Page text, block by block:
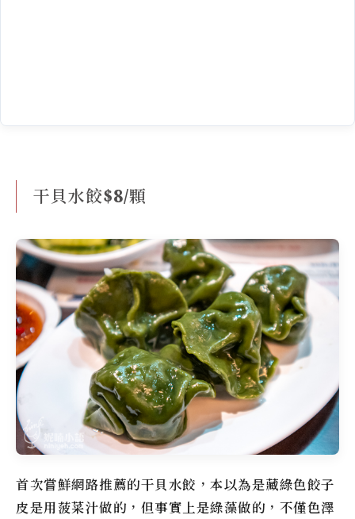
干貝水餃$8/顆
首次嘗鮮網路推薦的干貝水餃，本以為是藏綠色餃子
皮是用菠菜汁做的，但事實上是綠藻做的，不僅色澤